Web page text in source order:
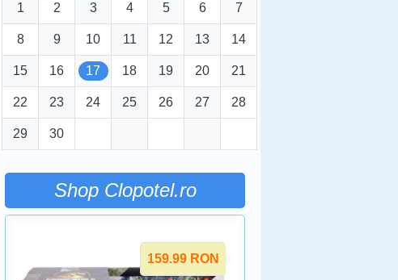
1 2 3 4 5 6 7
8 9 10 11 12 13 14
15 16 17 18 19 20 21
22 23 24 25 26 27 28
29 30
Shop Clopotel.ro
159.99 RON